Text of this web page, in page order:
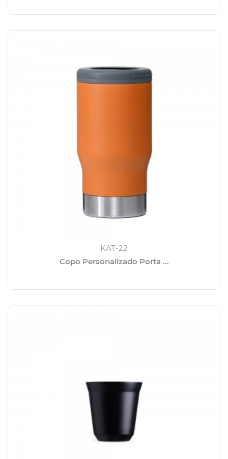
KAT-22
Copo Personalizado Porta ...